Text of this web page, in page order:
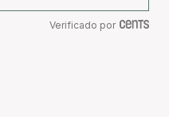
Verificado por